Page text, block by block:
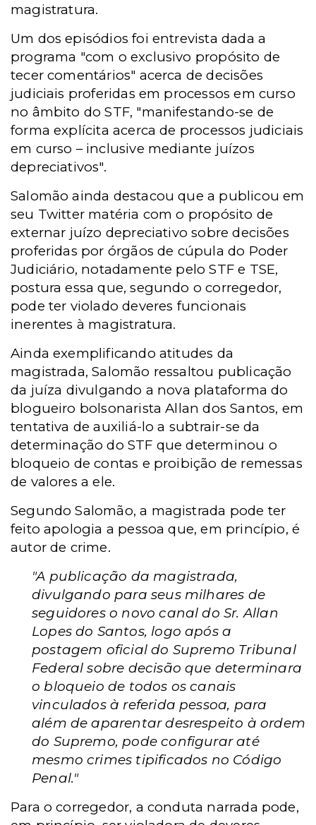
magistratura.
Um dos episódios foi entrevista dada a
programa "com o exclusivo propósito de
tecer comentários" acerca de decisões
judiciais proferidas em processos em curso
no âmbito do STF, "manifestando-se de
forma explícita acerca de processos judiciais
em curso – inclusive mediante juízos
depreciativos".
Salomão ainda destacou que a publicou em
seu Twitter matéria com o propósito de
externar juízo depreciativo sobre decisões
proferidas por órgãos de cúpula do Poder
Judiciário, notadamente pelo STF e TSE,
postura essa que, segundo o corregedor,
pode ter violado deveres funcionais
inerentes à magistratura.
Ainda exemplificando atitudes da
magistrada, Salomão ressaltou publicação
da juíza divulgando a nova plataforma do
blogueiro bolsonarista Allan dos Santos, em
tentativa de auxiliá-lo a subtrair-se da
determinação do STF que determinou o
bloqueio de contas e proibição de remessas
de valores a ele.
Segundo Salomão, a magistrada pode ter
feito apologia a pessoa que, em princípio, é
autor de crime.
"A publicação da magistrada,
divulgando para seus milhares de
seguidores o novo canal do Sr. Allan
Lopes do Santos, logo após a
postagem oficial do Supremo Tribunal
Federal sobre decisão que determinara
o bloqueio de todos os canais
vinculados à referida pessoa, para
além de aparentar desrespeito à ordem
do Supremo, pode configurar até
mesmo crimes tipificados no Código
Penal."
Para o corregedor, a conduta narrada pode,